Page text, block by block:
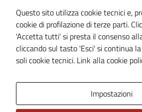
Note legali
Dichiarazione di accessibilità
Piano di miglioramento del sito
Statistiche sito web
Questo sito utilizza cookie tecnici e,
cookie di profilazione di terze parti.
'Accetta tutti' si presta il consenso
cliccando sul tasto 'Esci' si continua
soli cookie tecnici. Link alla cookie
Impostazioni